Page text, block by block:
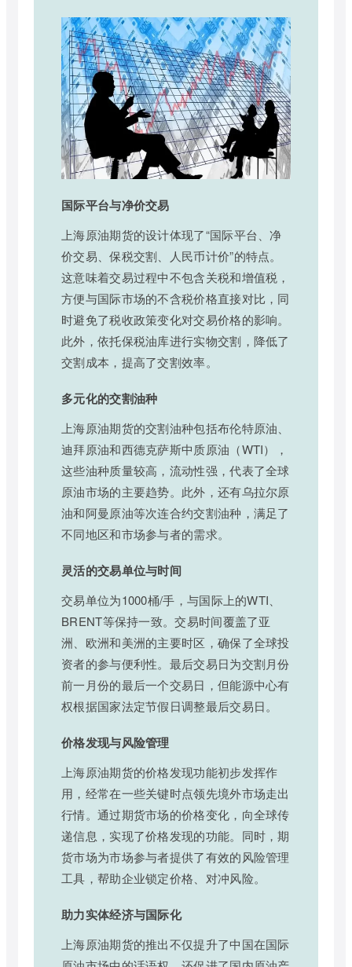
国际平台与净价交易
上海原油期货的设计体现了“国际平台、净
价交易、保税交割、人民币计价”的特点。
这意味着交易过程中不包含关税和增值税，
方便与国际市场的不含税价格直接对比，同
时避免了税收政策变化对交易价格的影响。
此外，依托保税油库进行实物交割，降低了
交割成本，提高了交割效率。
多元化的交割油种
上海原油期货的交割油种包括布伦特原油、
迪拜原油和西德克萨斯中质原油（WTI），
这些油种质量较高，流动性强，代表了全球
原油市场的主要趋势。此外，还有乌拉尔原
油和阿曼原油等次连合约交割油种，满足了
不同地区和市场参与者的需求。
灵活的交易单位与时间
交易单位为1000桶/手，与国际上的WTI、
BRENT等保持一致。交易时间覆盖了亚
洲、欧洲和美洲的主要时区，确保了全球投
资者的参与便利性。最后交易日为交割月份
前一月份的最后一个交易日，但能源中心有
权根据国家法定节假日调整最后交易日。
价格发现与风险管理
上海原油期货的价格发现功能初步发挥作
用，经常在一些关键时点领先境外市场走出
行情。通过期货市场的价格变化，向全球传
递信息，实现了价格发现的功能。同时，期
货市场为市场参与者提供了有效的风险管理
工具，帮助企业锁定价格、对冲风险。
助力实体经济与国际化
上海原油期货的推出不仅提升了中国在国际